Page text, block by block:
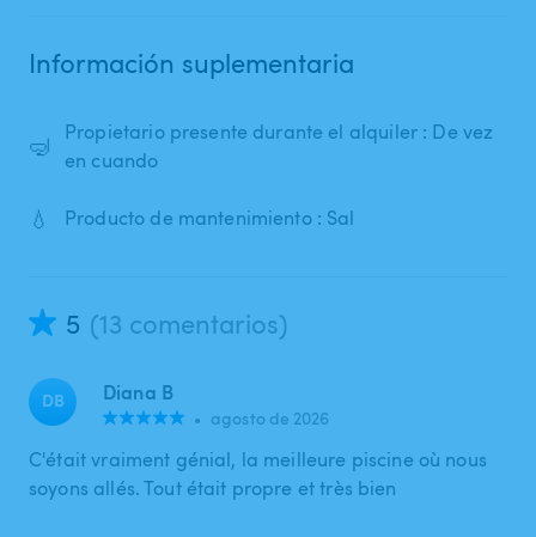
Información suplementaria
🤿
Propietario presente durante el alquiler : De vez
en cuando
💧 Producto de mantenimiento : Sal
5 (13 comentarios)
DB Diana B
• agosto de 2026
C'était vraiment génial, la meilleure piscine où nous
soyons allés. Tout était propre et très bien